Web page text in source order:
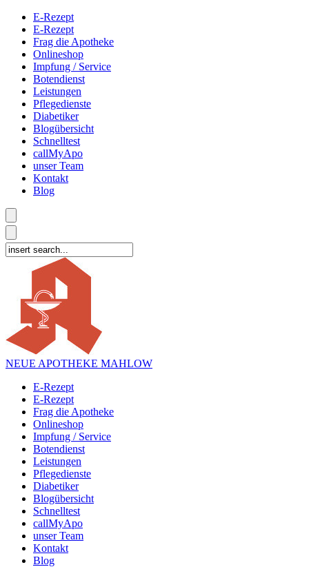
E-Rezept
E-Rezept
Frag die Apotheke
Onlineshop
Impfung / Service
Botendienst
Leistungen
Pflegedienste
Diabetiker
Blogübersicht
Schnelltest
callMyApo
unser Team
Kontakt
Blog
NEUE APOTHEKE MAHLOW
E-Rezept
E-Rezept
Frag die Apotheke
Onlineshop
Impfung / Service
Botendienst
Leistungen
Pflegedienste
Diabetiker
Blogübersicht
Schnelltest
callMyApo
unser Team
Kontakt
Blog